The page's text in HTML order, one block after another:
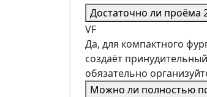
Достаточно ли проёма
VF
Да, для компактного
создаёт
обязательно
Можно ли полностью